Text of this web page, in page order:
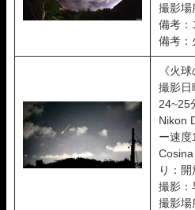
撮影場
備考：
備考：
《火
撮影日
24~25
Nikon
ー速度
り：開
撮影：
撮影場